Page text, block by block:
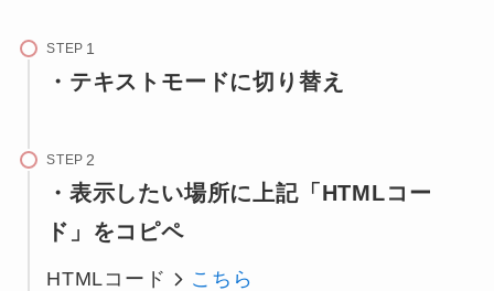
STEP
・テキストモードに切り替え
STEP
・表示したい場所に上記「HTMLコー
ド」をコピペ
HTMLコード こちら